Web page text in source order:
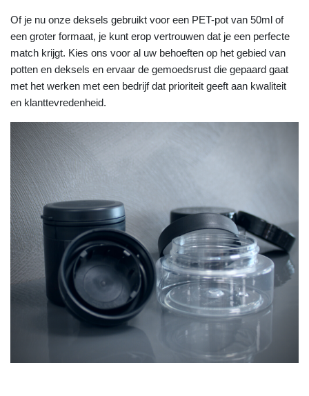
Of je nu onze deksels gebruikt voor een PET-pot van 50ml of
een groter formaat, je kunt erop vertrouwen dat je een perfecte
match krijgt. Kies ons voor al uw behoeften op het gebied van
potten en deksels en ervaar de gemoedsrust die gepaard gaat
met het werken met een bedrijf dat prioriteit geeft aan kwaliteit
en klanttevredenheid.